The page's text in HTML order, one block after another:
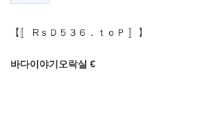
【〚 RｓＤ５３６．ｔｏＰ 〛】
바다이야기오락실 €